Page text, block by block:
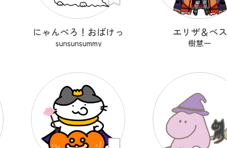
にゃんぺろ！おばけっ
sunsunsummy
エリザ＆ベス
樹慧一